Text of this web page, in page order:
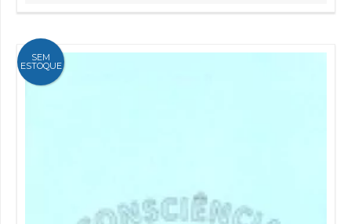
SEM
ESTOQUE